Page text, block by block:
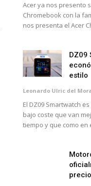
Acer ya nos presento
Chromebook con la
nos presenta el Acer
DZ09
estilo
Leonardo Ulric del
El DZ09 Smartwatch
bajo coste que van
tiempo y que como en